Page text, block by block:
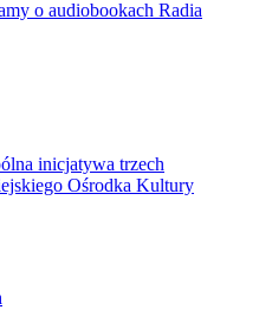
o audiobookach Radia
inicjatywa trzech
Ośrodka Kultury